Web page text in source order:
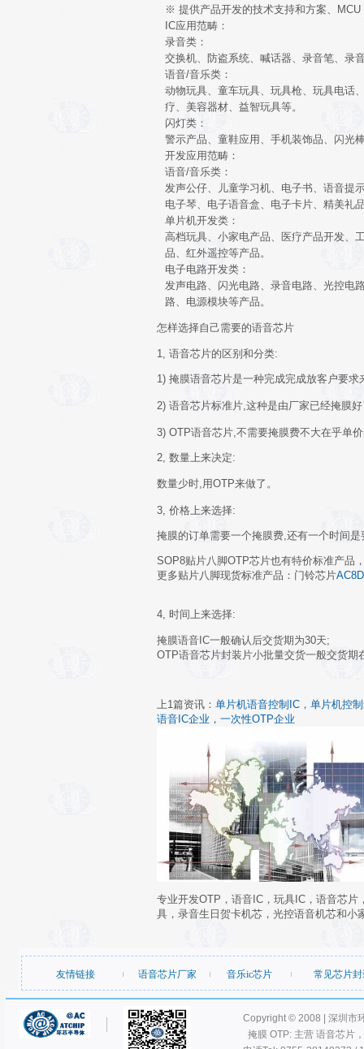
※ 提供产品开发的技术支持和方案、
IC应用范畴：
录音类：
交换机、防盗系统、喊话器、录音笔、录
语音/音乐类：
动物玩具、童车玩具、玩具枪、玩具电话
疗、美容器材、益智玩具等。
闪灯类：
警示产品、童鞋应用、手机装饰品、闪光
开发应用范畴：
语音/音乐类：
发声公仔、儿童学习机、电子书、语音提
电子琴、电子语音盒、电子卡片、精美礼
单片机开发类：
高档玩具、小家电产品、医疗产品开发、
品、红外遥控等产品。
电子电路开发类：
发声电路、闪光电路、录音电路、光控电
路、电源模块等产品。
怎样选择自己需要的语音芯片
1, 语音芯片的区别和分类:
1) 掩膜语音芯片是一种完成完成放客户要求
2) 语音芯片标准片,这种是由厂家已经掩膜
3) OTP语音芯片,不需要掩膜费不大在乎单
2, 数量上来决定:
数量少时,用OTP来做了。
3, 价格上来选择:
掩膜的订单需要一个掩膜费,还有一个时间是
SOP8贴片八脚OTP芯片也有特价标准产品
更多贴片八脚现货标准产品：门铃芯片
4, 时间上来选择:
掩膜语音IC一般确认后交货期为30天;
OTP语音芯片封装片小批量交货一般交货期
上1篇资讯： 单片机语音控制IC，单片机控
语音IC企业，一次性OTP企业
专业开发OTP，语音IC，玩具IC，语音芯
具，录音生日贺卡机芯，光控语音机芯和小
友情链接 语音芯片厂家 音乐ic芯片 常见芯片
Copyright © 2008 | 深圳市
掩膜 OTP: 主营 语音芯片